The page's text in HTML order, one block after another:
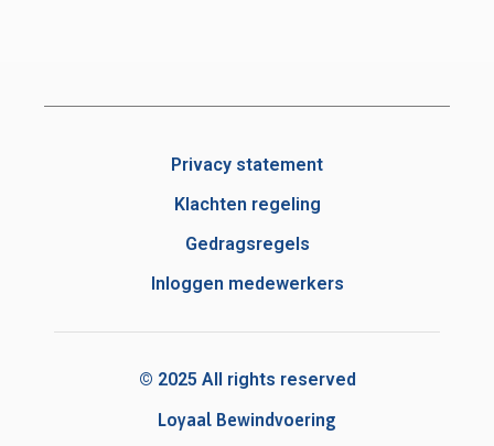
Privacy statement
Klachten regeling
Gedragsregels
Inloggen medewerkers
© 2025 All rights reserved
Loyaal Bewindvoering